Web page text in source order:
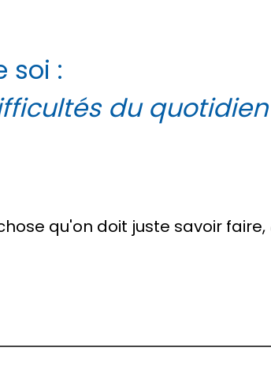
soi :
du quotidien
qu'on doit juste savoir faire,